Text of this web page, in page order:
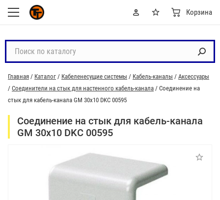
Корзина
с
к
п
о
а
Главная / Каталог / Кабеленесущие системы / Кабель-каналы / Аксессуары
/ Соединители на стык для настенного кабель-канала / Соединение на
стык для кабель-канала GM 30х10 DKC 00595
Соединение на стык для кабель-канала
GM 30х10 DKC 00595